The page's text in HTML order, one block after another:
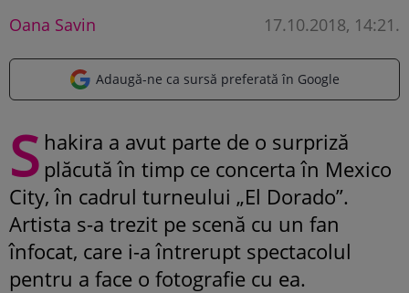
Oana Savin 17.10.2018, 14:21 .
Adaugă-ne ca sursă preferată în Google
S hakira a avut parte de o surpriză
plăcută în timp ce concerta în Mexico
City, în cadrul turneului „El Dorado”.
Artista s-a trezit pe scenă cu un fan
înfocat, care i-a întrerupt spectacolul
pentru a face o fotografie cu ea.